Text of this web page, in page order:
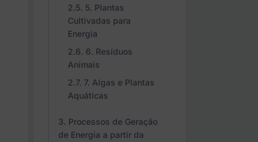
5. Plantas
Cultivadas para
Energia
6. Resíduos
Animais
7. Algas e Plantas
Aquáticas
Processos de Geração
de Energia a partir da